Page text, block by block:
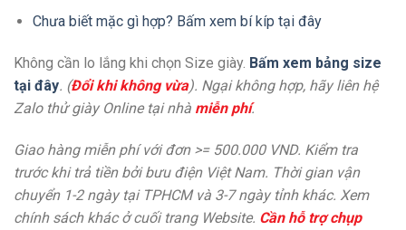
Chưa biết mặc gì hợp? Bấm xem bí kíp tại đây
Không cần lo lắng khi chọn Size giày. Bấm xem bảng size
tại đây. (Đổi khi không vừa). Ngại không hợp, hãy liên hệ
Zalo thử giày Online tại nhà miễn phí.
Giao hàng miễn phí với đơn >= 500.000 VND. Kiểm tra
trước khi trả tiền bởi bưu điện Việt Nam. Thời gian vận
chuyển 1-2 ngày tại TPHCM và 3-7 ngày tỉnh khác. Xem
chính sách khác ở cuối trang Website. Cần hỗ trợ chụp